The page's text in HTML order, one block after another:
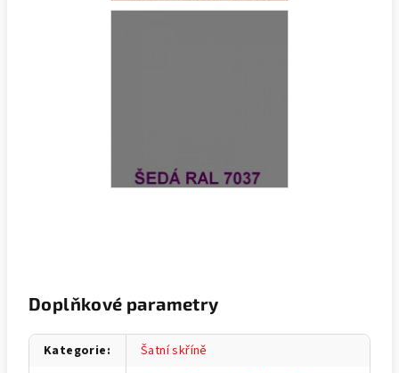
Doplňkové parametry
Kategorie: Šatní skříně